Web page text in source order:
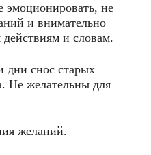
эмоционировать, не
и внимательно
и словам.
дни снос старых
Не желательны для
желаний.